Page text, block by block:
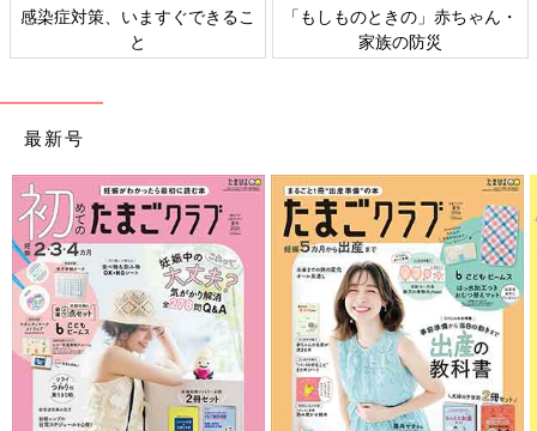
ゃん・
日本外来小児科学会リーフレッ
六星占術 細木かおりさ
最新号